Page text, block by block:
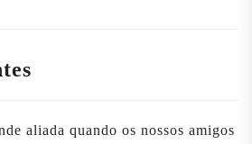
aliada quando os nossos amigos